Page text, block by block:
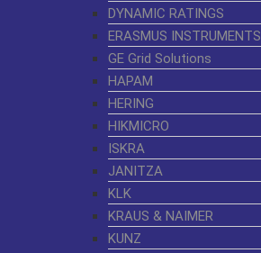
DYNAMIC RATINGS
ERASMUS INSTRUMENTS
GE Grid Solutions
HAPAM
HERING
HIKMICRO
ISKRA
JANITZA
KLK
KRAUS & NAIMER
KUNZ